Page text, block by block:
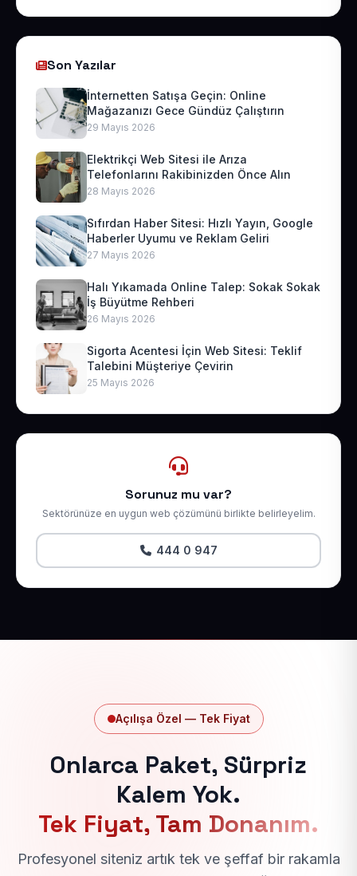
Son Yazılar
İnternetten Satışa Geçin: Online
Mağazanızı Gece Gündüz Çalıştırın
29 Mayıs 2026
Elektrikçi Web Sitesi ile Arıza
Telefonlarını Rakibinizden Önce Alın
28 Mayıs 2026
Sıfırdan Haber Sitesi: Hızlı Yayın, Google
Haberler Uyumu ve Reklam Geliri
27 Mayıs 2026
Halı Yıkamada Online Talep: Sokak Sokak
İş Büyütme Rehberi
26 Mayıs 2026
Sigorta Acentesi İçin Web Sitesi: Teklif
Talebini Müşteriye Çevirin
25 Mayıs 2026
Sorunuz mu var?
Sektörünüze en uygun web çözümünü birlikte belirleyelim.
444 0 947
Açılışa Özel — Tek Fiyat
Onlarca Paket, Sürpriz
Kalem Yok.
Tek Fiyat, Tam Donanım.
Profesyonel siteniz artık tek ve şeffaf bir rakamla